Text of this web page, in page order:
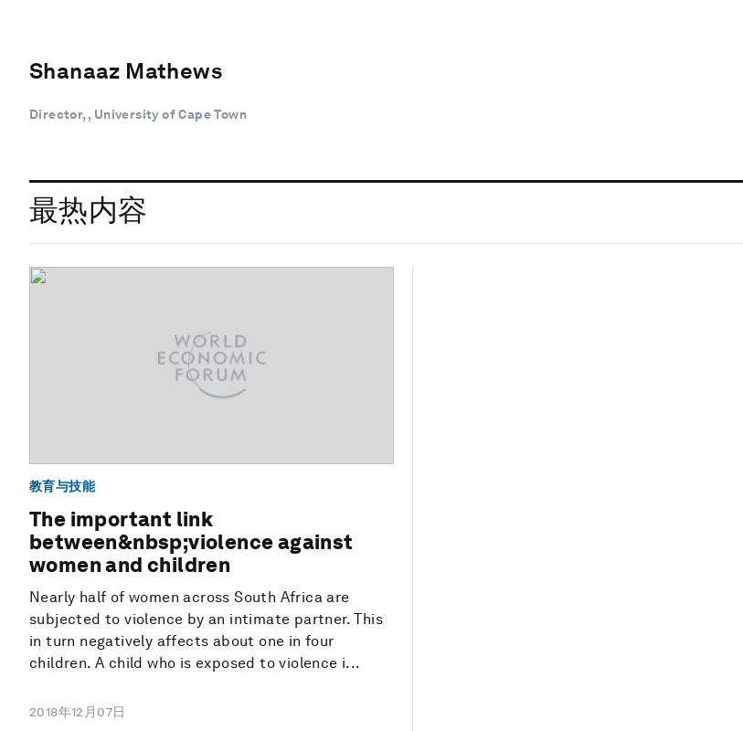
Shanaaz Mathews
Director, , University of Cape Town
最热内容
教育与技能
The important link
between&nbsp;violence against
women and children
Nearly half of women across South Africa are
subjected to violence by an intimate partner. This
in turn negatively affects about one in four
children. A child who is exposed to violence i...
2018年12月07日